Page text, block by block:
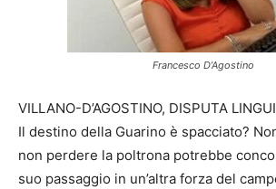
Francesco D’Agostino
VILLANO-D’AGOSTINO, DISPUTA
Il destino della Guarino è spacciato?
non perdere la poltrona potrebbe
suo passaggio in un’altra forza del